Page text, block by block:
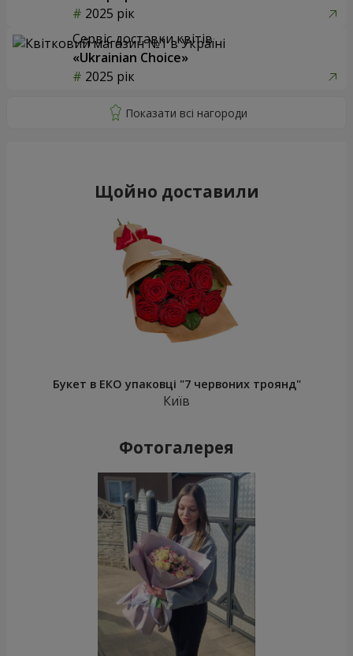
2025 рік
Сервіс доставки квітів
«Ukrainian Choice»
2025 рік
Щойно доставили
Букет в ЕКО упаковці "7 червоних троянд"
Київ
Фотогалерея